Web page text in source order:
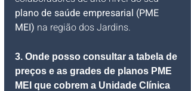
plano de saúde empresarial (PME
MEI) na região dos Jardins.
3. Onde posso consultar a tabela de
preços e as grades de planos PME
MEI que cobrem a Unidade Clínica